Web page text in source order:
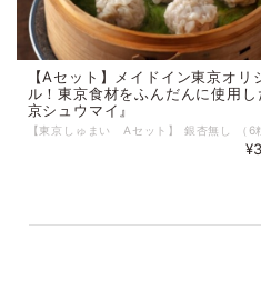
【Aセット】メイドイン東京オリ
ル！東京食材をふんだんに使用し
京シュウマイ』